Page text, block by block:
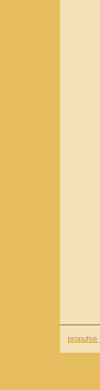
propulsé